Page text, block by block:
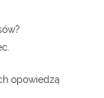
opowiedzą